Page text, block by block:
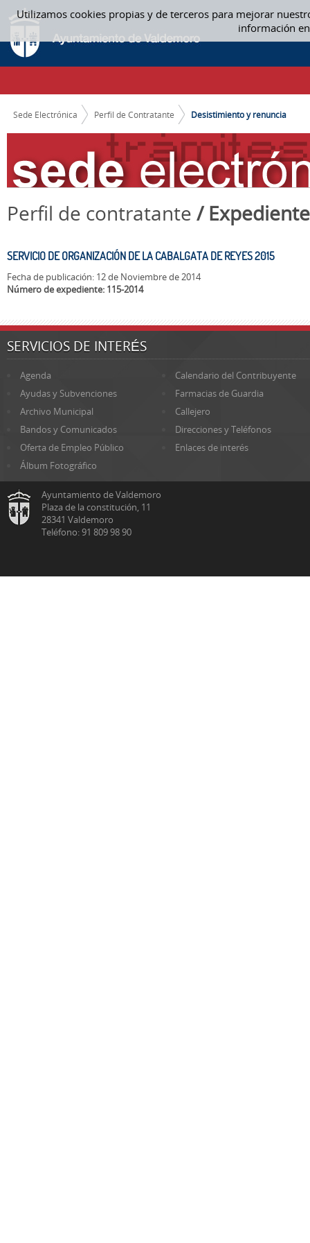
Utilizamos cookies propias y de terceros para mejorar
información
Saltar al contenido
DESISTIMIENTO Y RENUNCIA
CAMINO DE MIGAS
Sede Electrónica Perfil de Contratante Desistimiento y renuncia
Perfil de contratante /
SERVICIO DE ORGANIZACIÓN DE LA CABALGATA DE REYES 2015
Fecha de publicación: 12 de Noviembre de 2014
Número de expediente: 115-2014
SERVICIOS DE INTERÉS
Agenda
Calendario del Contribuyente
Ayudas y Subvenciones
Farmacias de Guardia
Archivo Municipal
Callejero
Bandos y Comunicados
Direcciones y Teléfonos
Oferta de Empleo Público
Enlaces de interés
Álbum Fotográfico
Ayuntamiento de Valdemoro
Plaza de la constitución, 11
28341 Valdemoro
Teléfono: 91 809 98 90